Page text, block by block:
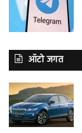
ऑटो जगत